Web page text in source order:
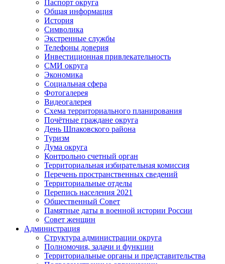
Паспорт округа
Общая информация
История
Символика
Экстренные службы
Телефоны доверия
Инвестиционная привлекательность
СМИ округа
Экономика
Социальная сфера
Фотогалерея
Видеогалерея
Схема территориального планирования
Почётные граждане округа
День Шпаковского района
Туризм
Дума округа
Контрольно счетный орган
Территориальная избирательная комиссия
Перечень пространственных сведений
Территориальные отделы
Перепись населения 2021
Общественный Совет
Памятные даты в военной истории России
Совет женщин
Администрация
Структура администрации округа
Полномочия, задачи и функции
Территориальные органы и представительства